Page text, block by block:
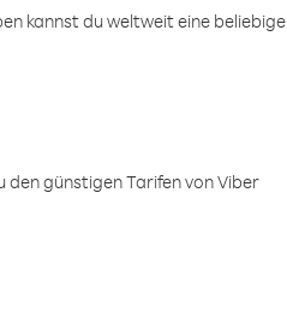
kannst du weltweit eine beliebige
den günstigen Tarifen von Viber